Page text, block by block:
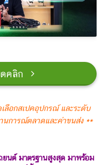
คลิก
เลือกสเปคอุปกรณ์และระดับ
นการณ์ตลาดและค่าขนส่ง **
นต์ มาตรฐานสูงสุด มาพร้อม